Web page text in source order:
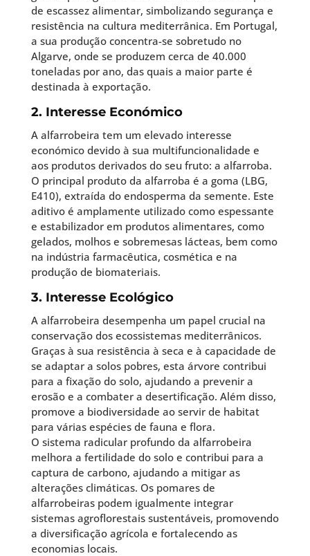
de escassez alimentar, simbolizando segurança e
resistência na cultura mediterrânica. Em Portugal,
a sua produção concentra-se sobretudo no
Algarve, onde se produzem cerca de 40.000
toneladas por ano, das quais a maior parte é
destinada à exportação.
2. Interesse Económico
A alfarrobeira tem um elevado interesse
económico devido à sua multifuncionalidade e
aos produtos derivados do seu fruto: a alfarroba.
O principal produto da alfarroba é a goma (LBG,
E410), extraída do endosperma da semente. Este
aditivo é amplamente utilizado como espessante
e estabilizador em produtos alimentares, como
gelados, molhos e sobremesas lácteas, bem como
na indústria farmacêutica, cosmética e na
produção de biomateriais.
3. Interesse Ecológico
A alfarrobeira desempenha um papel crucial na
conservação dos ecossistemas mediterrânicos.
Graças à sua resistência à seca e à capacidade de
se adaptar a solos pobres, esta árvore contribui
para a fixação do solo, ajudando a prevenir a
erosão e a combater a desertificação. Além disso,
promove a biodiversidade ao servir de habitat
para várias espécies de fauna e flora.
O sistema radicular profundo da alfarrobeira
melhora a fertilidade do solo e contribui para a
captura de carbono, ajudando a mitigar as
alterações climáticas. Os pomares de
alfarrobeiras podem igualmente integrar
sistemas agroflorestais sustentáveis, promovendo
a diversificação agrícola e fortalecendo as
economias locais.